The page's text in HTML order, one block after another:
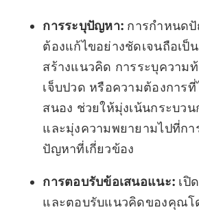
การระบุปัญหา: การกำหนด
ต้องแก้ไขอย่างชัดเจนถือเป็
สร้างแนวคิด การระบุความ
เจ็บปวด หรือความต้องการ
สนอง ช่วยให้มุ่งเน้นกระบว
และมุ่งความพยายามไปที่ก
ปัญหาที่เกี่ยวข้อง
การตอบรับข้อเสนอแนะ: เปิ
และตอบรับแนวคิดของคุณโ